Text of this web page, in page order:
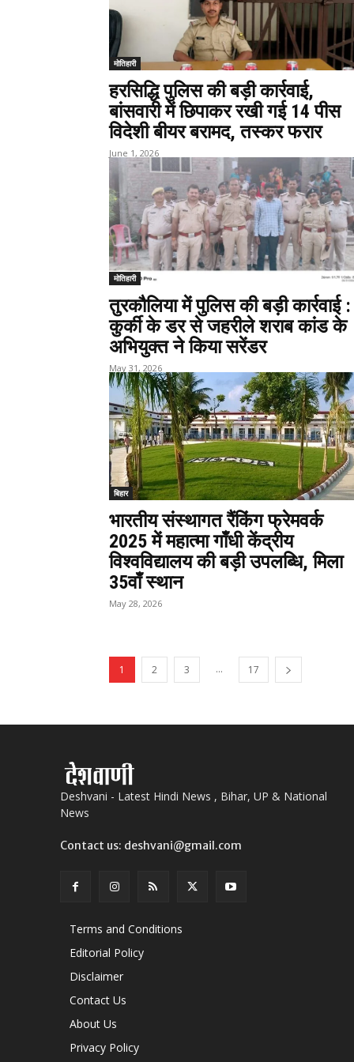
मोतिहारी
हरसिद्धि पुलिस की बड़ी कार्रवाई,
बांसवारी में छिपाकर रखी गई 14 पीस
विदेशी बीयर बरामद, तस्कर फरार
June 1, 2026
मोतिहारी
तुरकौलिया में पुलिस की बड़ी कार्रवाई :
कुर्की के डर से जहरीले शराब कांड के
अभियुक्त ने किया सरेंडर
May 31, 2026
बिहार
भारतीय संस्थागत रैंकिंग फ्रेमवर्क
2025 में महात्मा गाँधी केंद्रीय
विश्वविद्यालय की बड़ी उपलब्धि, मिला
35वाँ स्थान
May 28, 2026
1 2 3 ... 17
Deshvani - Latest Hindi News , Bihar, UP & National
News
Contact us: deshvani@gmail.com
Terms and Conditions
Editorial Policy
Disclaimer
Contact Us
About Us
Privacy Policy